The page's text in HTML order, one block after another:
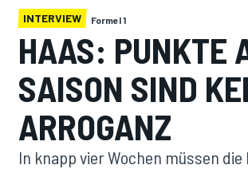
INTERVIEW Formel 1
HAAS: PUNKTE
SAISON SIND
ARROGANZ
In knapp vier Wochen müssen